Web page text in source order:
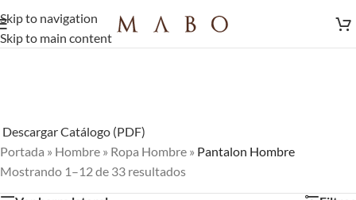
Skip to navigation
Skip to main content
Descargar Catálogo (PDF)
Portada » Hombre » Ropa Hombre » Pantalon Hombre
Mostrando 1–12 de 33 resultados